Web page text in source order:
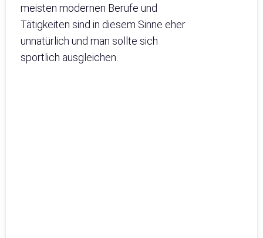
meisten modernen Berufe und
Tätigkeiten sind in diesem Sinne eher
unnatürlich und man sollte sich
sportlich ausgleichen.